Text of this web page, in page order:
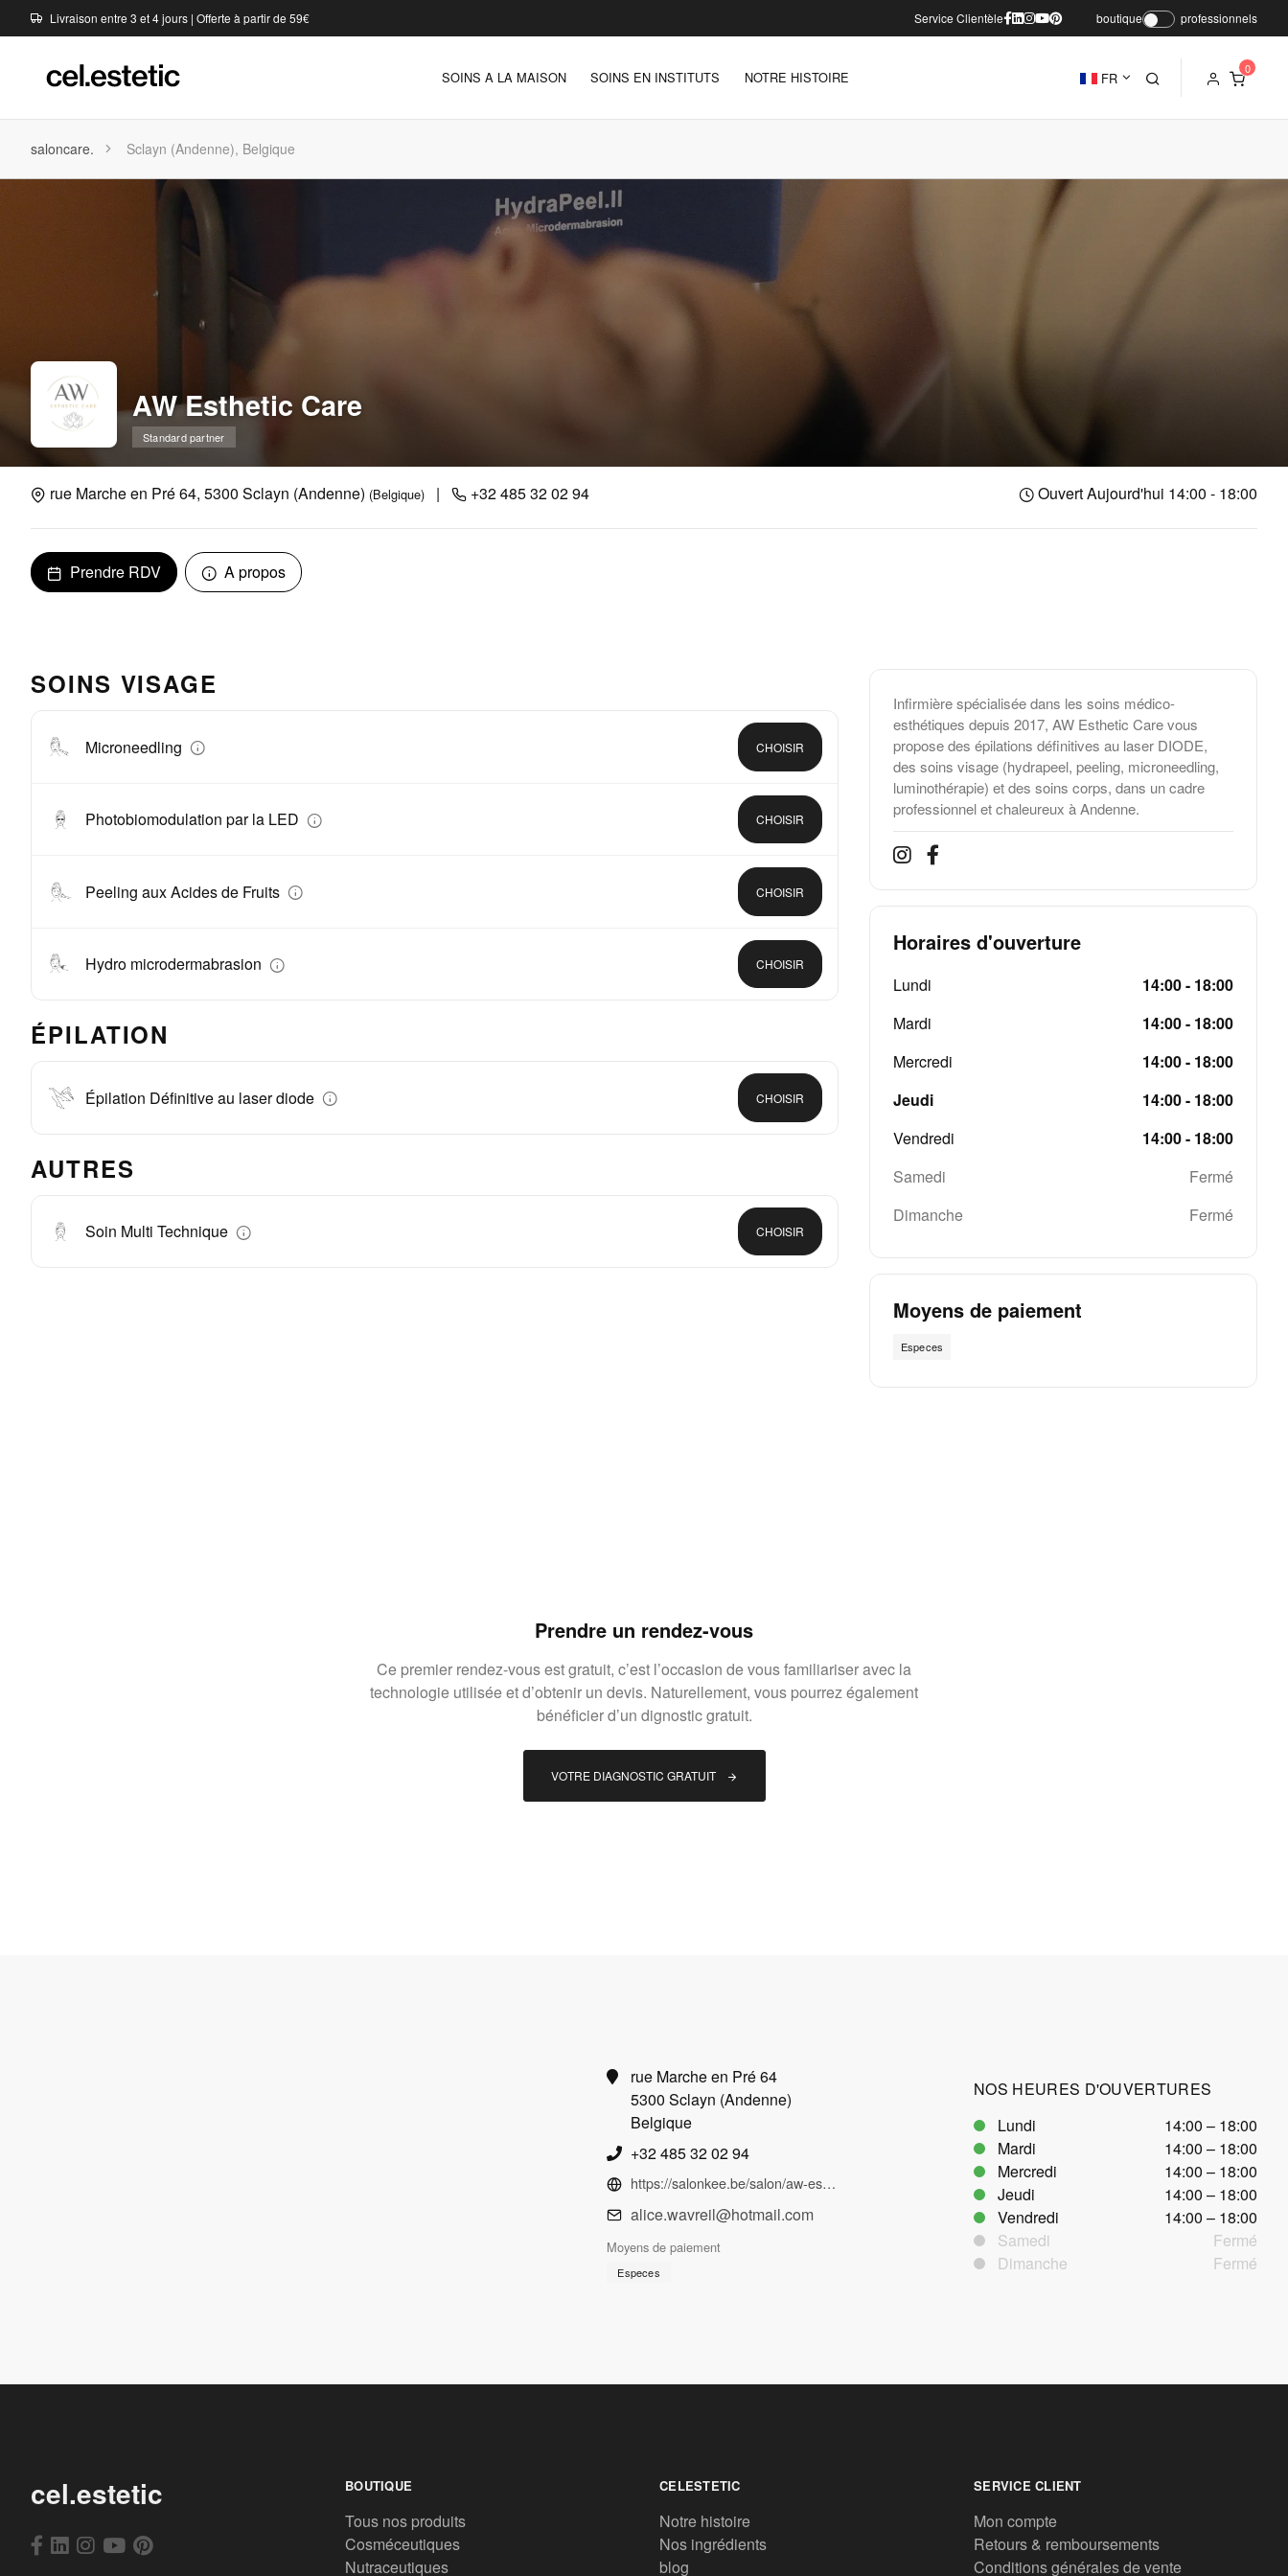
Livraison entre 3 et 4 jours | Offerte à partir de 59€ Service Clientèle boutique professionnels
SOINS A LA MAISON SOINS EN INSTITUTS NOTRE HISTOIRE FR
saloncare. Sclayn (Andenne), Belgique
AW Esthetic Care
Standard partner
rue Marche en Pré 64, 5300 Sclayn (Andenne) (Belgique) | +32 485 32 02 94 Ouvert Aujourd'hui 14:00 - 18:00
Prendre RDV A propos
SOINS VISAGE
Microneedling CHOISIR
Photobiomodulation par la LED CHOISIR
Peeling aux Acides de Fruits CHOISIR
Hydro microdermabrasion CHOISIR
ÉPILATION
Épilation Définitive au laser diode CHOISIR
AUTRES
Soin Multi Technique CHOISIR
Infirmière spécialisée dans les soins médico-
esthétiques depuis 2017, AW Esthetic Care vous
propose des épilations définitives au laser DIODE,
des soins visage (hydrapeel, peeling, microneedling,
luminothérapie) et des soins corps, dans un cadre
professionnel et chaleureux à Andenne.
Horaires d'ouverture
Lundi
14:00 - 18:00
Mardi
14:00 - 18:00
Mercredi
14:00 - 18:00
Jeudi
14:00 - 18:00
Vendredi
14:00 - 18:00
Samedi
Fermé
Dimanche
Fermé
Moyens de paiement
Especes
Prendre un rendez-vous
Ce premier rendez-vous est gratuit, c’est l’occasion de vous familiariser avec la
technologie utilisée et d’obtenir un devis. Naturellement, vous pourrez également
bénéficier d’un dignostic gratuit.
VOTRE DIAGNOSTIC GRATUIT
rue Marche en Pré 64
5300 Sclayn (Andenne)
Belgique
+32 485 32 02 94
https://salonkee.be/salon/aw-esthetic-care?lang=fr
alice.wavreil@hotmail.com
Moyens de paiement
Especes
NOS HEURES D'OUVERTURES
Lundi
14:00 – 18:00
Mardi
14:00 – 18:00
Mercredi
14:00 – 18:00
Jeudi
14:00 – 18:00
Vendredi
14:00 – 18:00
Samedi
Fermé
Dimanche
Fermé
cel.estetic BOUTIQUE
Tous nos produits
Cosméceutiques
Nutraceutiques
CELESTETIC
Notre histoire
Nos ingrédients
blog
SERVICE CLIENT
Mon compte
Retours & remboursements
Conditions générales de vente